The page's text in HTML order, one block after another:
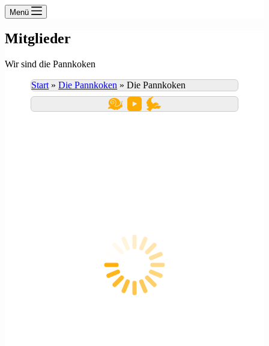
Menü
Mitglieder
Wir sind die Pannkoken
Start »Die Pannkoken »Die Pannkoken